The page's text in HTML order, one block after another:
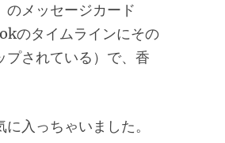
のメッセージカード
のタイムラインにその
プされている）で、香
に入っちゃいました。